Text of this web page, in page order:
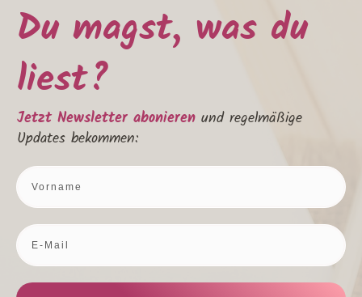
Du magst, was du
liest?
Jetzt Newsletter abonieren und regelmäßige
Updates bekommen: